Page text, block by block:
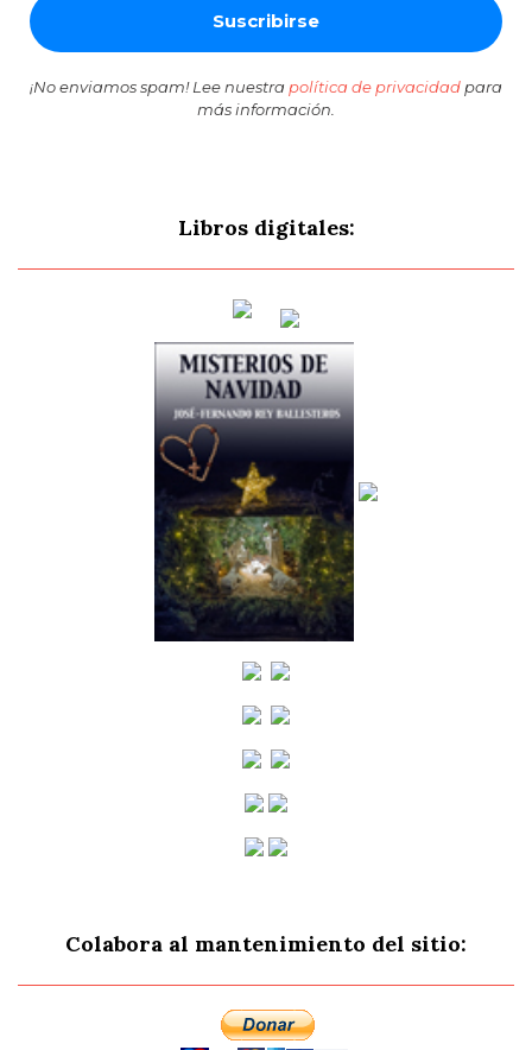
¡No enviamos spam! Lee nuestrapolítica de privacidadpara
más información.
Libros digitales:
Colabora al mantenimiento del sitio: